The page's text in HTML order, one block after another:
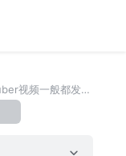
自闭海盗散户。懒得投稿，vtuber视频一般都发在动态和微博里。DD。比较扭曲的葵熊